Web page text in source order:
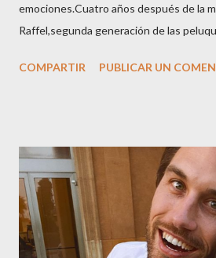
emociones.Cuatro años después de la
Raffel,segunda generación de las
sector en una cena de
peluquería del grupo.Justo hace unos
contaba detalles del homenaje en
radio,en el programa que presento
horas . Carolina y Quionia Pagés
Museu Marítim de BCN ,en las
COMPARTIR PUBLICAR UN